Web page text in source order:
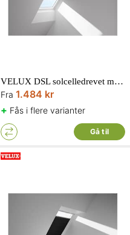
VELUX DSL solcelledrevet mørklægningsgardin
Fra 1.484 kr
+ Fås i flere varianter
Gå til